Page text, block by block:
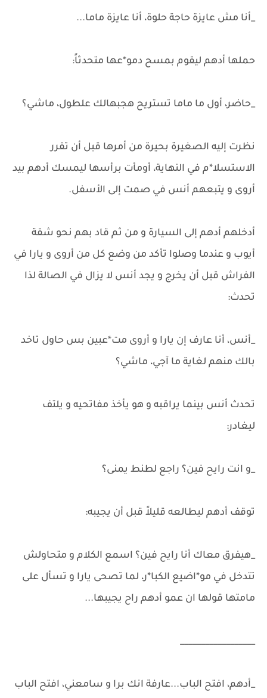
_أنا مش عايزة حاجة حلوة، أنا عايزة ماما...
حملها أدهم ليقوم بمسح دمو*عها متحدثاً:
_حاضر، أول ما ماما تستريح هجبهالك علطول، ماشي؟
نظرت إليه الصغيرة بحيرة من أمرها قبل أن تقرر
الاستسلا*م في النهاية، أومأت برأسها ليمسك أدهم بيد
أروى و يتبعهم أنس في صمت إلى الأسفل.
أدخلهم أدهم إلى السيارة و من ثم قاد بهم نحو شقة
أيوب و عندما وصلوا تأكد من وضع كل من أروى و يارا في
الفراش قبل أن يخرج و يجد أنس لا يزال في الصالة لذا
تحدث:
_أنس، أنا عارف إن يارا و أروى مت*عبين بس حاول تاخد
بالك منهم لغاية ما آجي، ماشي؟
تحدث أنس بينما يراقبه و هو يأخذ مفاتحيه و يلتف
ليغادر:
_و انت رايح فين؟ راجع لطنط يمنى؟
توقف أدهم ليطالعه قليلاً قبل أن يجيبه:
_هيفرق معاك أنا رايح فين؟ اسمع الكلام و متحاولش
تتدخل في مو*اضيع الكبا*ر، لما تصحى يارا و تسأل على
مامتها قولها ان عمو أدهم راح يجيبها...
__________________
_أدهم، افتح الباب...عارفة انك برا و سامعني، افتح الباب